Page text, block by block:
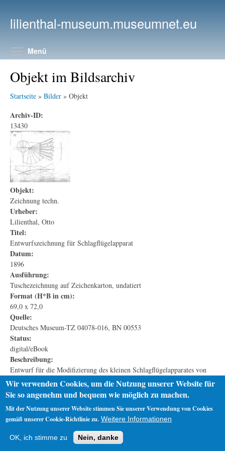
lilienthal-museum.museumnet.eu
Menü
Objekt im Bildsarchiv
Startseite » Bilder » Objekt
Archiv-ID:
13430
Objekt:
Zeichnung techn.
Urheber:
Lilienthal, Otto
Titel:
Entwurfszeichnung für Schlagflügelapparat
Datum:
1896
Ausführung:
Tuschezeichnung auf Zeichenkarton, undatiert
Format (H*B in cm):
69,0 x 72,0
Quelle:
Deutsches Museum-TZ 04078-016, BN 00553
Status:
digital/eBook
Beschreibung:
Entwurf für die Modifizierung des kleinen Schlagflügelapparates von
1893 durch eine Scharnierleiste, enthält Bleistift-Korrekturen der Form
Schlagflügel
Impressum
Wir verwenden Cookies, um die Nutzung unserer Website für
Sie so angenehm und bequem wie möglich zu machen.
Mit der Nutzung unserer Website stimmen Sie unserer Verwendung von Cookies
gemäß unserer Cookie-Richtlinie zu. Weitere Informationen
OK, ich stimme zu Nein, danke